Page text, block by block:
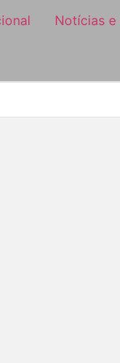
Notícias e